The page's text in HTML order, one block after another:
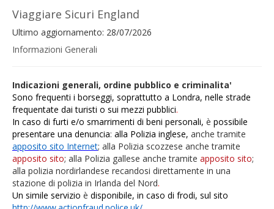
Viaggiare Sicuri England
Ultimo aggiornamento: 28/07/2026
Informazioni Generali
Indicazioni generali, ordine pubblico e criminalita'
Sono frequenti i borseggi, soprattutto a Londra, nelle strade
frequentate dai turisti o sui mezzi pubblici.
In caso di furti e/o smarrimenti di beni personali, è possibile
presentare una denuncia: alla Polizia inglese, anche tramite
apposito sito Internet; alla Polizia scozzese anche tramite
apposito sito; alla Polizia gallese anche tramite apposito sito;
alla polizia nordirlandese recandosi direttamente in una
stazione di polizia in Irlanda del Nord.
Un simile servizio è disponibile, in caso di frodi, sul sito